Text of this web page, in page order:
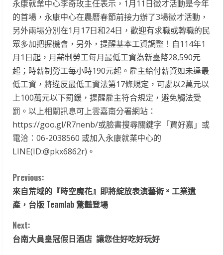
永康就業中心李奇玫主任表示，1月11日徵才活動是今年
的首場，永康中心在農曆春節前接力辦了3場徵才活動，
另外兩場分別在1月17日和24日，歡迎有求職或轉職的民
眾多加把握機會，另外，提醒基本工資調整！自114年1
月1日起，月薪制勞工每月最低工資為新臺幣28,590元
起；時薪制勞工每小時190元起。雇主給付薪資如未達最
低工資，將違反最低工資法第17條規定，可處以2萬元以
上100萬元以下罰鍰，提醒雇主符合規定，避免觸法受
罰。以上相關訊息可上雲嘉南分署網站：
https://goo.gl/R7nenb/或臉書搜尋關鍵字「賈好嘉」或
電洽：06-2038560 或加入永康就業中心的
LINE(ID:@pkx6862r)。
C
o
n
t
Previous:
來自荒域的『時空魔花』即將綻放表演藝術 × 工業遺
產，台版 Teamlab 驚豔登場
Next:
台南大員皇冠假日酒店 讓您住好吃好玩好